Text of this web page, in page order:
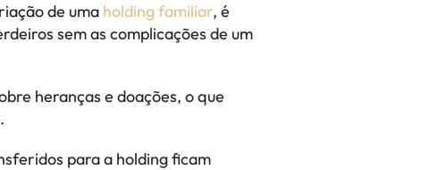
de uma holding familiar, é
sem as complicações de um
heranças e doações, o que
para a holding ficam